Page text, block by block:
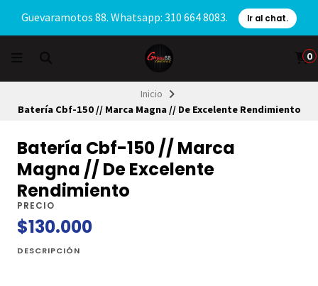
Guevaramotos 88. Whatsapp: 310 664 8083. Ir al chat.
0
Inicio
Batería Cbf-150 // Marca Magna // De Excelente Rendimiento
Batería Cbf-150 // Marca
Magna // De Excelente
Rendimiento
PRECIO
$130.000
DESCRIPCIÓN